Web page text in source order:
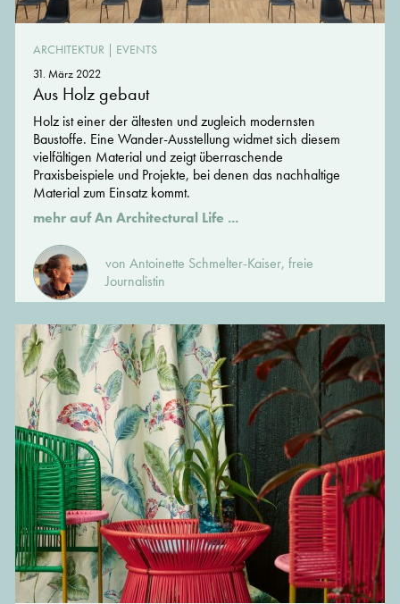
ARCHITEKTUR | EVENTS
31. März 2022
Aus Holz gebaut
Holz ist einer der ältesten und zugleich modernsten
Baustoffe. Eine Wander-Ausstellung widmet sich diesem
vielfältigen Material und zeigt überraschende
Praxisbeispiele und Projekte, bei denen das nachhaltige
Material zum Einsatz kommt.
mehr auf An Architectural Life ...
von Antoinette Schmelter-Kaiser, freie
Journalistin